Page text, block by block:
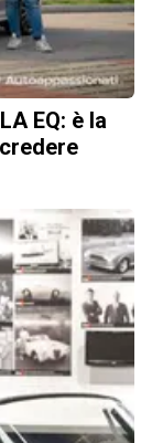
EQ: è la